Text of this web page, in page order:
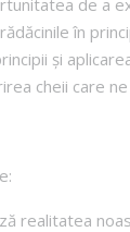
de a
în
și
cheii care
realitatea